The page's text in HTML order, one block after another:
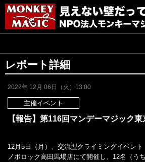
レポート詳細
2022年 12月 06日（火）13:00
主催イベント
【報告】第116回マンデーマジック
12月5日（月）、交流型クライミングイベン
ノボロック高田馬場店にて開催し、12名（う